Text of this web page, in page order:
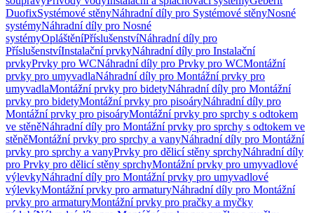
DuofixSystémové stěnyNáhradní díly pro Systémové stěnyNosné
systémyNáhradní díly pro Nosné
systémyOpláštěníPříslušenstvíNáhradní díly pro
PříslušenstvíInstalační prvkyNáhradní díly pro Instalační
prvkyPrvky pro WCNáhradní díly pro Prvky pro WCMontážní
prvky pro umyvadlaNáhradní díly pro Montážní prvky pro
umyvadlaMontážní prvky pro bidetyNáhradní díly pro Montážní
prvky pro bidetyMontážní prvky pro pisoáryNáhradní díly pro
Montážní prvky pro pisoáryMontážní prvky pro sprchy s odtokem
ve stěněNáhradní díly pro Montážní prvky pro sprchy s odtokem ve
stěněMontážní prvky pro sprchy a vanyNáhradní díly pro Montážní
prvky pro sprchy a vanyPrvky pro dělicí stěny sprchyNáhradní díly
pro Prvky pro dělicí stěny sprchyMontážní prvky pro umyvadlové
výlevkyNáhradní díly pro Montážní prvky pro umyvadlové
výlevkyMontážní prvky pro armaturyNáhradní díly pro Montážní
prvky pro armaturyMontážní prvky pro pračky a myčky